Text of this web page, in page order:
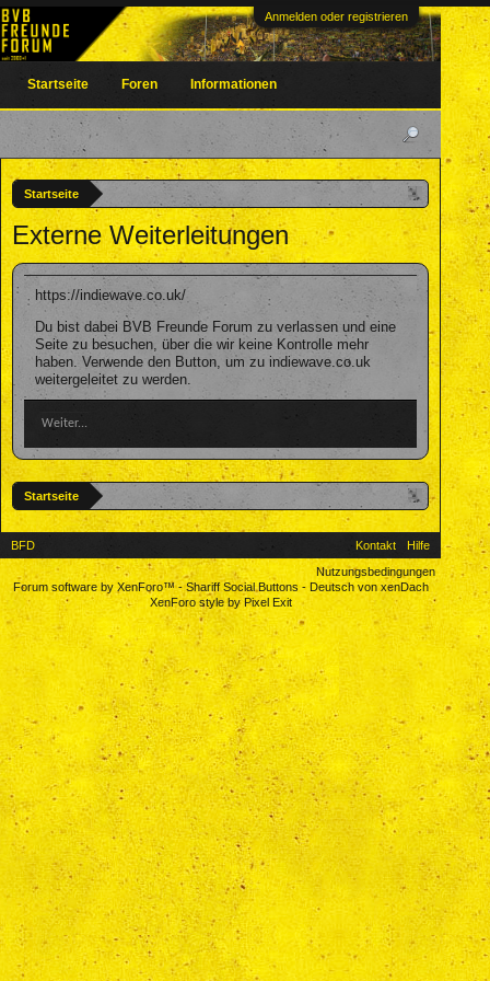
Anmelden oder registrieren
Startseite
Externe Weiterleitungen
https://indiewave.co.uk/
Du bist dabei BVB Freunde Forum zu verlassen und eine
Seite zu besuchen, über die wir keine Kontrolle mehr
haben. Verwende den Button, um zu indiewave.co.uk
weitergeleitet zu werden.
Weiter...
Startseite
Startseite Foren Informationen
BFD Kontakt
Hilfe
Nutzungsbedingungen
Forum software by XenForo™-Shariff Social Buttons- Deutsch von xenDach
XenForo style by Pixel Exit